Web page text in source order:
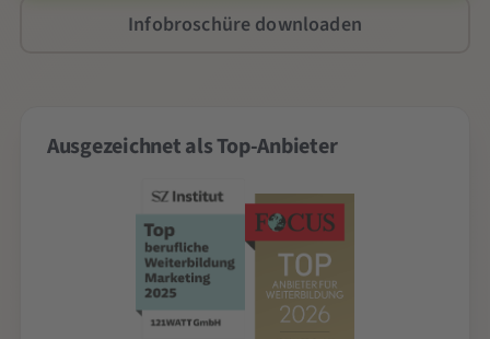
Infobroschüre downloaden
Ausgezeichnet als Top-Anbieter